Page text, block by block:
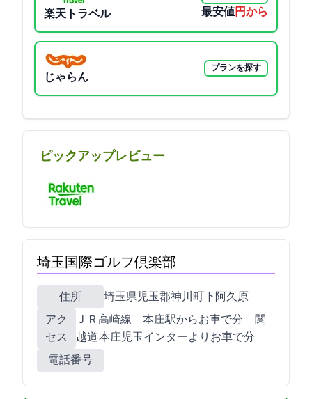
楽天トラベル 最安値4400円から
じゃらん
プランを探す
ピックアップレビュー
埼玉国際ゴルフ倶楽部
住所
埼玉県児玉郡神川町下阿久原1603-1
アク
セス
ＪＲ高崎線 本庄駅からお車で30分 関
越道 本庄児玉インターよりお車で25分
電話番号